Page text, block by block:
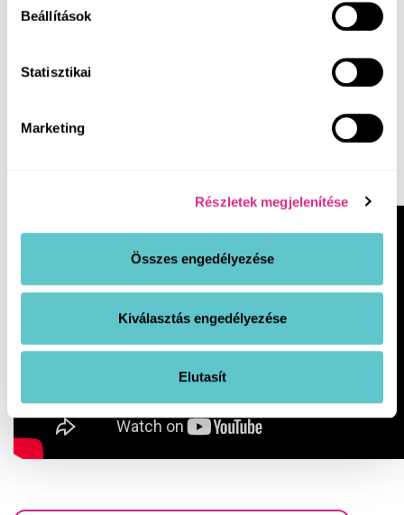
Beállítások
Statisztikai
Marketing
Részletek megjelenítése
Összes engedélyezése
Kiválasztás engedélyezése
Elutasít
Magony Szilvi mindent megtett kedvesével, Tamással
együtt azért, hogy szülővé válhassanak. Kitartásuknak és
tudatosságuknak köszönhetően tarthatják ma karjukban
amelyben részletesen elmeséli, mit és hogyan csináltak a
kezelések során! Következzen az ő lombiktörténetük!